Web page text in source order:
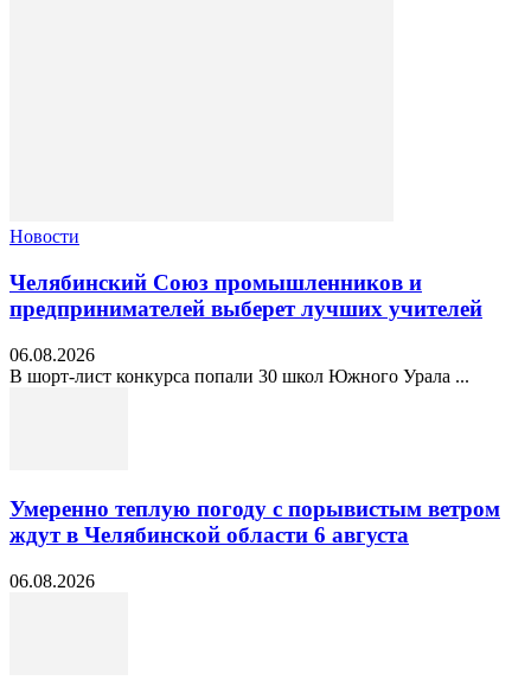
Новости
Челябинский Союз промышленников и
предпринимателей выберет лучших учителей
06.08.2026
В шорт‑лист конкурса попали 30 школ Южного Урала ...
Умеренно теплую погоду с порывистым ветром
ждут в Челябинской области 6 августа
06.08.2026